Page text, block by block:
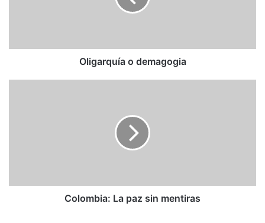
Oligarquía o demagogia
Colombia: La paz sin mentiras